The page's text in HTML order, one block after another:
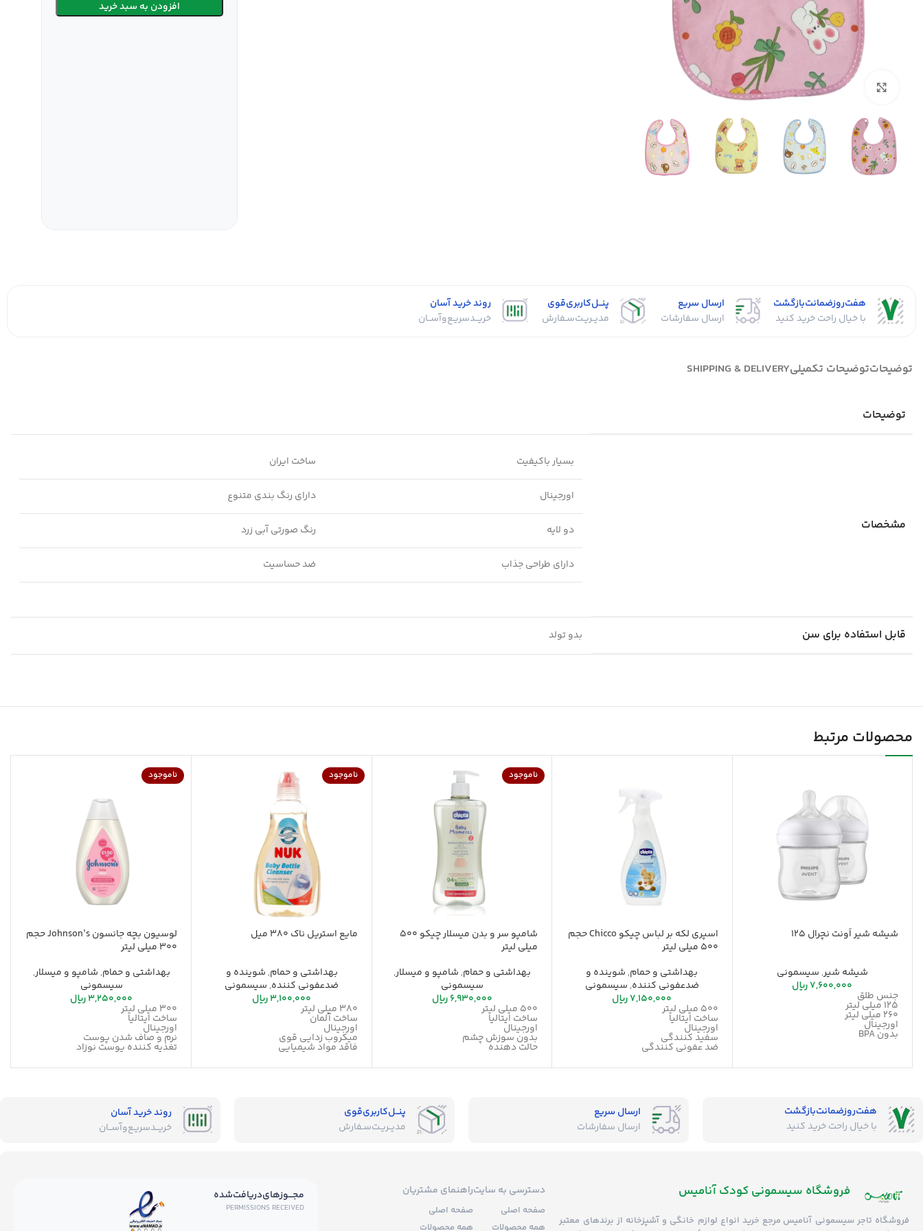
بزرگنمایی تصویر
افزودن به سبد خرید
هفت‌روز‌ضمانت‌بازگشت
با خیال راحت خرید کنید
ارسال سریع
ارسال سفارشات
پنــل‌کاربری‌قوی
مدیــریـت‌سـفارش
روند خرید آسان
خریــد‌سریـع‌و‌آســان
توضیحاتتوضیحات تکمیلیSHIPPING & DELIVERY
توضیحات
مشخصات
بسیار باکیفیت ساخت ایران
اورجینال دارای رنگ بندی متنوع
دو لایه رنگ صورتی آبی زرد
دارای طراحی جذاب ضد حساسیت
قابل استفاده برای سن بدو تولد
محصولات مرتبط
شیشه شیر اَونت نچرال 125
شیشه شیر, سیسمونی
7,600,000ریال
جنس طلق
125 میلی لیتر
260 میلی لیتر
اورجینال
بدون BPA
اسپری لکه بر لباس چیکو Chicco حجم
500 میلی لیتر
بهداشتی و حمام, شوینده و
ضدعفونی کننده, سیسمونی
7,150,000ریال
500 میلی لیتر
ساخت ایتالیا
اورجینال
سفید کنندگی
ضد عفونی کنندگی
ناموجود
شامپو سر و بدن میسلار چیکو 500
میلی لیتر
بهداشتی و حمام, شامپو و میسلار,
سیسمونی
6,930,000 ریال
500 میلی لیتر
ساخت ایتالیا
اورجینال
بدون سوزش چشم
حالت دهنده
تسکین دهنده
ناموجود
مایع استریل ناک 380 میل
بهداشتی و حمام, شوینده و
ضدعفونی کننده, سیسمونی
3,100,000ریال
380 میلی لیتر
ساخت آلمان
اورجینال
میکروب زدایی قوی
فاقد مواد شیمیایی
فاقد بو
بدون حساسیت
ناموجود
لوسیون بچه جانسون Johnson’s حجم
300 میلی لیتر
بهداشتی و حمام, شامپو و میسلار,
سیسمونی
3,250,000ریال
300 میلی لیتر
ساخت ایتالیا
اورجینال
نرم و صاف شدن پوست
تغذیه کننده پوست نوزاد
مراقبت از پوست نوزاد
بهبود بیماری های پوستی
فاقد مواد مضر شیمیایی
استفاده راحت
هفت‌روز‌ضمانت‌بازگشت
با خیال راحت خرید کنید
ارسال سریع
ارسال سفارشات
پنــل‌کاربری‌قوی
مدیــریـت‌سـفارش
روند خرید آسان
خریــد‌سریـع‌و‌آســان
فروشگاه‌ سیسمونی کودک آنامیس
فروشگاه تاجر سیسمونی آنامیس مرجع خرید انواع لوازم خانگی و آشپزخانه از برندهای معتبر
دسترسی به سایت
صفحه اصلی
همه محصولات
راهنمای مشتریان
صفحه اصلی
همه محصولات
مجـــوز‌های‌دریافت‌شده
PERMISSIONS RECEIVED